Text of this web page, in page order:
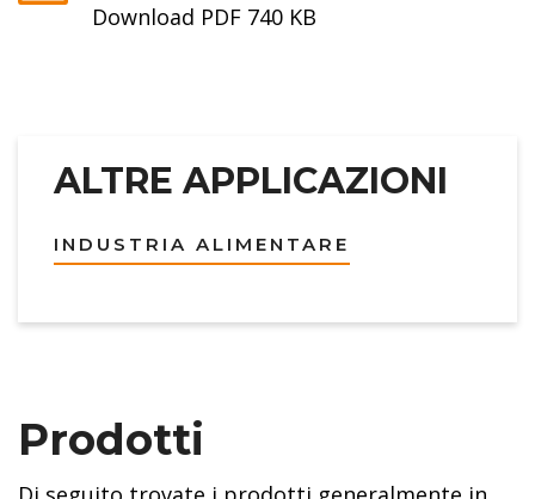
Download PDF 740 KB
ALTRE APPLICAZIONI
INDUSTRIA ALIMENTARE
Prodotti